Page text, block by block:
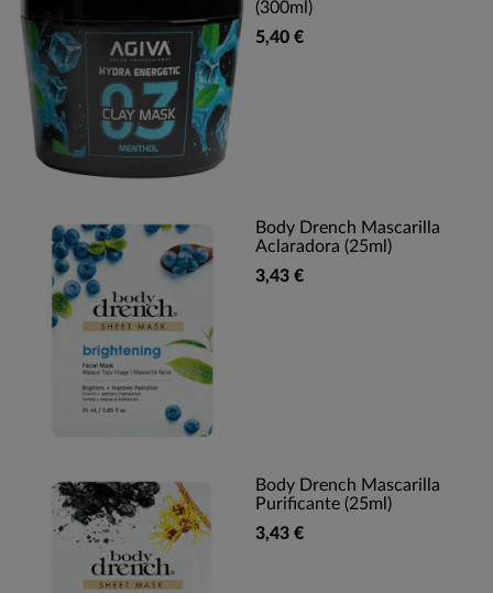
(300ml)
5,40 €
Body Drench Mascarilla
Aclaradora (25ml)
3,43 €
Body Drench Mascarilla
Purificante (25ml)
3,43 €